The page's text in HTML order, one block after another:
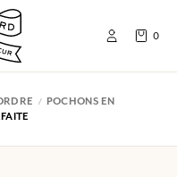
0
POCHONS EN